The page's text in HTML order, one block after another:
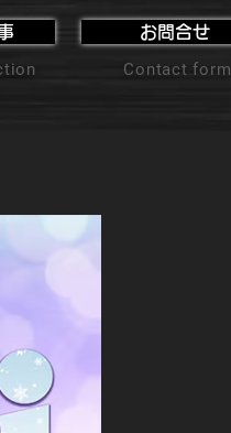
お問合せ
Contact form